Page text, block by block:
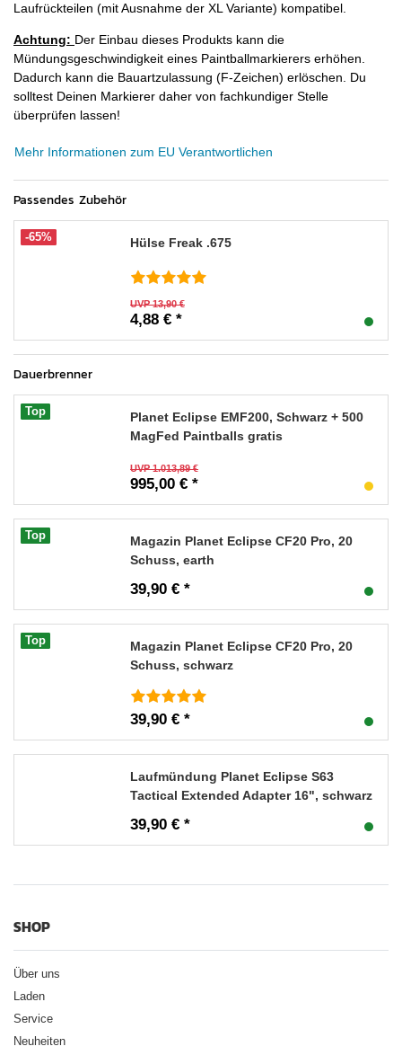
Laufrückteilen (mit Ausnahme der XL Variante) kompatibel.
Achtung: Der Einbau dieses Produkts kann die
Mündungsgeschwindigkeit eines Paintballmarkierers erhöhen.
Dadurch kann die Bauartzulassung (F-Zeichen) erlöschen. Du
solltest Deinen Markierer daher von fachkundiger Stelle
überprüfen lassen!
Mehr Informationen zum EU Verantwortlichen
Passendes Zubehör
-65% Hülse Freak .675
UVP 13,90 €
4,88 € *
Dauerbrenner
Top
Planet Eclipse EMF200, Schwarz + 500
MagFed Paintballs gratis
UVP 1.013,89 €
995,00 € *
Top
Magazin Planet Eclipse CF20 Pro, 20
Schuss, earth
39,90 € *
Top
Magazin Planet Eclipse CF20 Pro, 20
Schuss, schwarz
39,90 € *
Laufmündung Planet Eclipse S63
Tactical Extended Adapter 16", schwarz
39,90 € *
SHOP
Über uns
Laden
Service
Neuheiten